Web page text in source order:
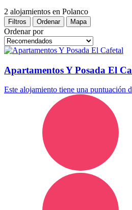
2 alojamientos en Polanco
Filtros Ordenar Mapa
Ordenar por
Apartamentos Y Posada El
Este alojamiento tiene una puntuación